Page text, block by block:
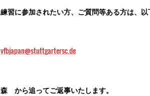
練習に参加されたい方、ご質問等ある方は、以
vfbjapan@stuttgartersc.de
森 から追ってご返事いたします。